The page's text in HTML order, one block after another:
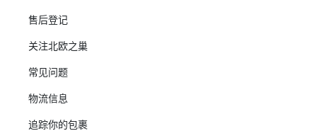
售后登记
关注北欧之巢
常见问题
物流信息
追踪你的包裹